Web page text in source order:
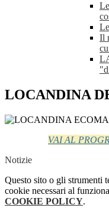
Il
LOCANDINA
VAI AL
Notizie
Questo sito o gli strumenti
cookie necessari al
COOKIE POLICY.